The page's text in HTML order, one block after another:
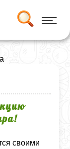
своими